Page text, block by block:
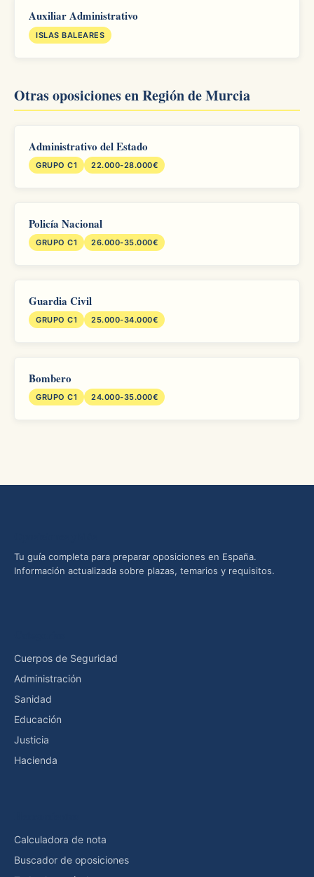
Auxiliar Administrativo
ISLAS BALEARES
Otras oposiciones en Región de Murcia
Administrativo del Estado
GRUPO C1 22.000-28.000€
Policía Nacional
GRUPO C1 26.000-35.000€
Guardia Civil
GRUPO C1 25.000-34.000€
Bombero
GRUPO C1 24.000-35.000€
Tu guía completa para preparar oposiciones en España.
Información actualizada sobre plazas, temarios y requisitos.
Cuerpos de Seguridad
Administración
Sanidad
Educación
Justicia
Hacienda
Calculadora de nota
Buscador de oposiciones